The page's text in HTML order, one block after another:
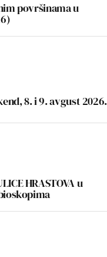
površinama u
8. i 9. avgust 2026.
HRASTOVA u